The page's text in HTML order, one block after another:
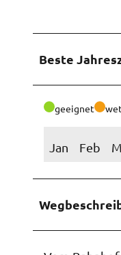
Beste
geeignet
Jan Feb